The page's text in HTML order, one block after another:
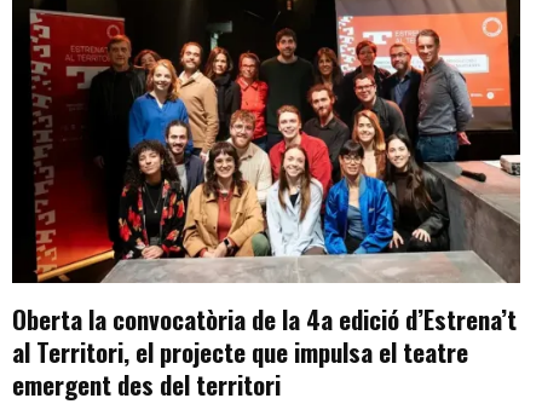
Oberta la convocatòria de la 4a edició d’Estrena’t
al Territori, el projecte que impulsa el teatre
emergent des del territori